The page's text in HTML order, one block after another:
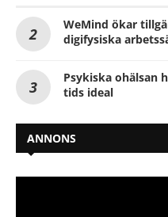
WeMind ökar
digifysiska
Psykiska ohälsan
tids ideal
ANNONS